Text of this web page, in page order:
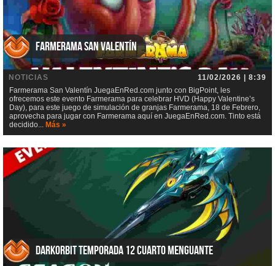
Farmerama San Valentín
NOTICIAS
11/02/2026 | 8:39
Farmerama San Valentín JuegaEnRed.com junto con BigPoint, les
ofrecemos este evento Farmerama para celebrar HVD (Happy Valentine’s
Day), para este juego de simulación de granjas Farmerama, 18 de Febrero,
aprovecha para jugar con Farmerama aquí en JuegaEnRed.com. Tinto está
decidido... Más »
DarkOrbit Temporada 12 Cuarto menguante